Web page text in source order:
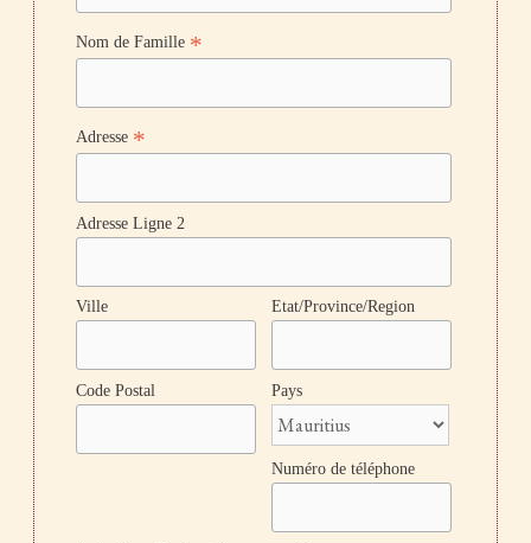
Nom de Famille *
Adresse *
Adresse Ligne 2
Ville Etat/Province/Region
Code Postal Pays
Numéro de téléphone